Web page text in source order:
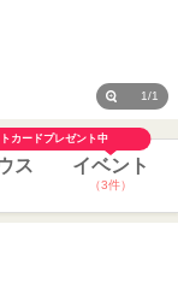
1/1
カードプレゼント中
ス イベント
（3件）